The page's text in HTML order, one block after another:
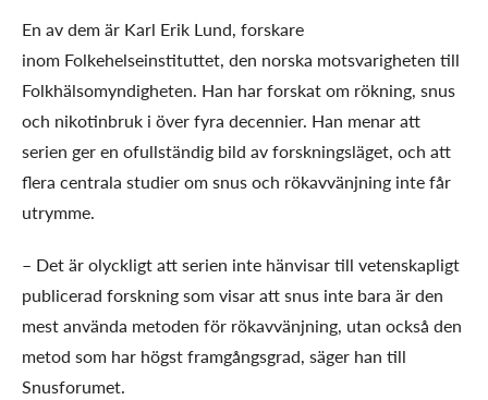
En av dem är Karl Erik Lund, forskare
inom Folkehelseinstituttet, den norska motsvarigheten till
Folkhälsomyndigheten. Han har forskat om rökning, snus
och nikotinbruk i över fyra decennier. Han menar att
serien ger en ofullständig bild av forskningsläget, och att
flera centrala studier om snus och rökavvänjning inte får
utrymme.
– Det är olyckligt att serien inte hänvisar till vetenskapligt
publicerad forskning som visar att snus inte bara är den
mest använda metoden för rökavvänjning, utan också den
metod som har högst framgångsgrad, säger han till
Snusforumet.